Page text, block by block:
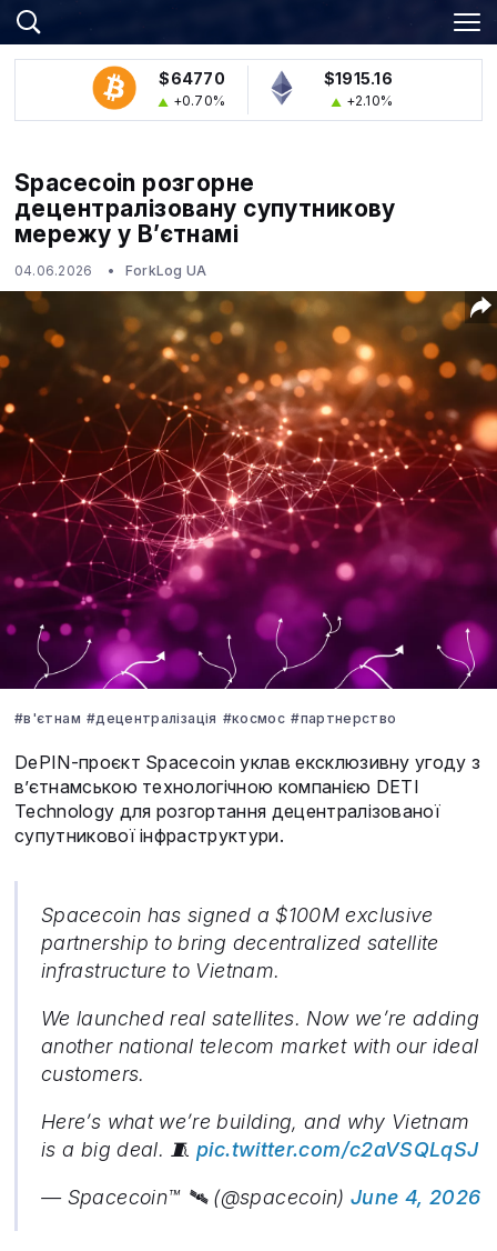
$64770
+0.70%
$1915.16
+2.10%
Spacecoin розгорне
децентралізовану супутникову
мережу у В’єтнамі
04.06.2026 ForkLog UA
#в'єтнам #децентралізація #космос #партнерство
DePIN-проєкт Spacecoin уклав ексклюзивну угоду з
в’єтнамською технологічною компанією DETI
Technology для розгортання децентралізованої
супутникової інфраструктури.
Spacecoin has signed a $100M exclusive
partnership to bring decentralized satellite
infrastructure to Vietnam.
We launched real satellites. Now we’re adding
another national telecom market with our ideal
customers.
Here’s what we’re building, and why Vietnam
is a big deal. 🧵pic.twitter.com/c2aVSQLqSJ
— Spacecoin™ 🛰️ (@spacecoin)June 4, 2026